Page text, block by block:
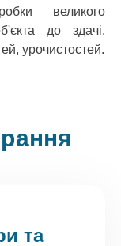
великого
до здачі,
урочистостей.
та